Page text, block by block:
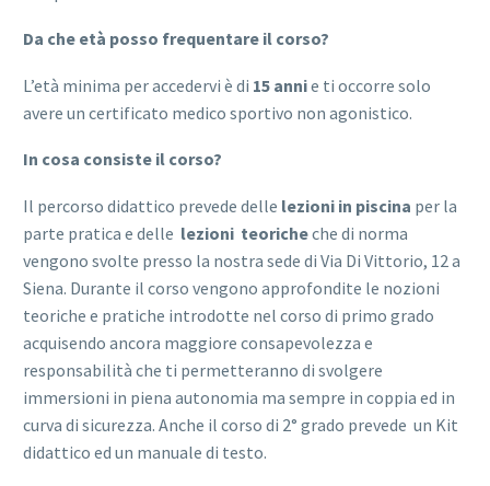
Da che età posso frequentare il corso?
L’età minima per accedervi è di 15 annie ti occorre solo
avere un certificato medico sportivo non agonistico.
In cosa consiste il corso?
Il percorso didattico prevede delle lezioni in piscina per la
parte pratica e delle lezioni teoricheche di norma
vengono svolte presso la nostra sede di Via Di Vittorio, 12 a
Siena. Durante il corso vengono approfondite le nozioni
teoriche e pratiche introdotte nel corso di primo grado
acquisendo ancora maggiore consapevolezza e
responsabilità che ti permetteranno di svolgere
immersioni in piena autonomia ma sempre in coppia ed in
curva di sicurezza. Anche il corso di 2° grado prevede un Kit
didattico ed un manuale di testo.